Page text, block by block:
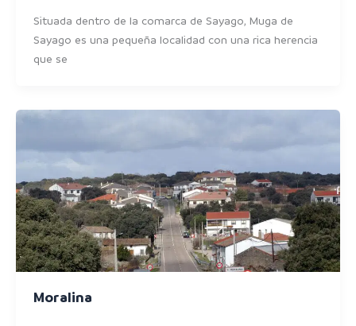
Situada dentro de la comarca de Sayago, Muga de
Sayago es una pequeña localidad con una rica herencia
que se
Moralina